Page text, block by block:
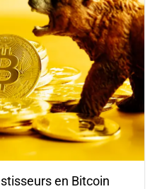
en Bitcoin